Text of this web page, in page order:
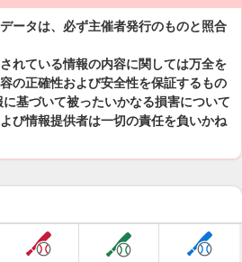
ータは、必ず主催者発行のものと照合
れている情報の内容に関しては万全を
の正確性および安全性を保証するもの
基づいて被ったいかなる損害について
び情報提供者は一切の責任を負いかね